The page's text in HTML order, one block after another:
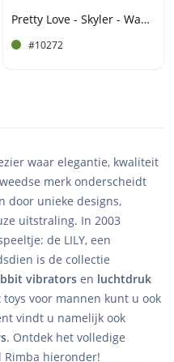
Pretty Love - Skyler - Wand Vibrator met Digitaal LED Display - Blauw
#10272
waar elegantie, kwaliteit
merk onderscheidt
door unieke designs,
uitstraling. In 2003
de LILY, een
is de collectie
vibrators en luchtdruk
toys voor mannen kunt u ook
vindt u namelijk ook
. Ontdek het volledige
Rimba hieronder!